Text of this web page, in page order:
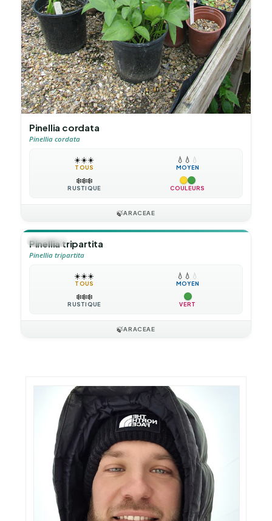
Pinellia cordata
Pinellia cordata
☀️☀️☀️
TOUS
💧 💧 💧
MOYEN
❄️❄️❄️
RUSTIQUE COULEURS
🍃ARACEAE
🪴VIVACE
Pinellia tripartita
Pinellia tripartita
☀️☀️☀️
TOUS
💧 💧 💧
MOYEN
❄️❄️❄️
RUSTIQUE VERT
🍃ARACEAE